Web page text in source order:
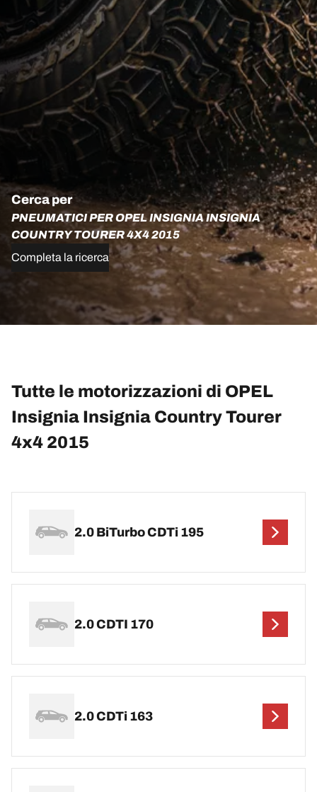
Cerca per
PNEUMATICI PER OPEL INSIGNIA INSIGNIA
COUNTRY TOURER 4X4 2015
Completa la ricerca
Tutte le motorizzazioni di OPEL
Insignia Insignia Country Tourer
4x4 2015
2.0 BiTurbo CDTi 195
2.0 CDTI 170
2.0 CDTi 163